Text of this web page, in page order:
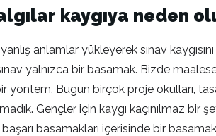
kaygıya neden
anlamlar yükleyerek sınav
yalnızca bir basamak. Bizde
yöntem. Bugün birçok proje okulları,
Gençler için kaygı kaçınılmaz
başarı basamakları içerisinde bir